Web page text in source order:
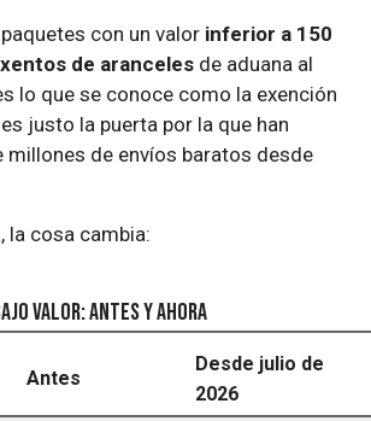
con un valor inferior a 150
de aranceles de aduana al
lo que se conoce como la exención
justo la puerta por la que han
millones de envíos baratos desde
la cosa cambia:
valor: antes y ahora
Antes
Desde julio de
2026